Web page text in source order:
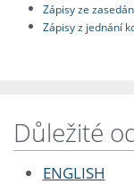
Zápisy ze
Zápisy z jednání
Důležité
ENGLISH